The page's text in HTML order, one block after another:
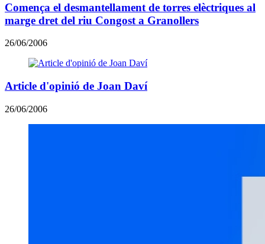
Comença el desmantellament de torres elèctriques al
marge dret del riu Congost a Granollers
26/06/2006
Article d'opinió de Joan Daví
26/06/2006